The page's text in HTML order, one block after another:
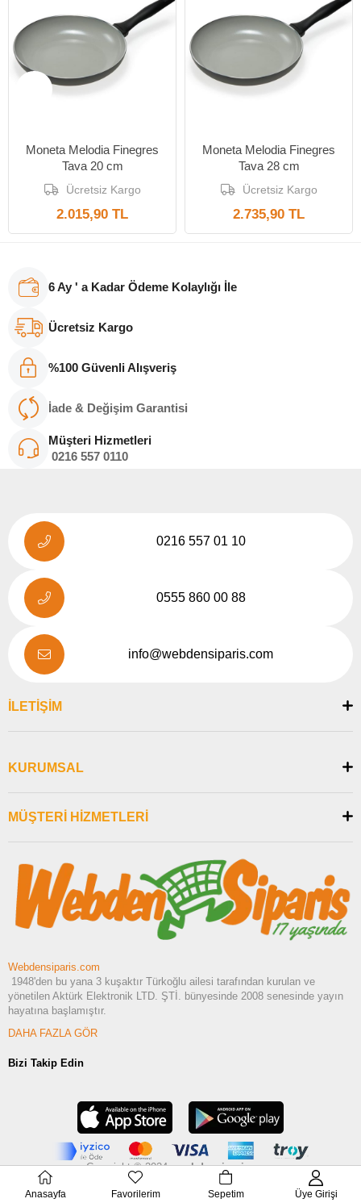
Moneta Melodia Finegres
Tava 20 cm
Ücretsiz Kargo
2.015,90 TL
Moneta Melodia Finegres
Tava 28 cm
Ücretsiz Kargo
2.735,90 TL
6 Ay ' a Kadar Ödeme Kolaylığı İle
Ücretsiz Kargo
%100 Güvenli Alışveriş
İade & Değişim Garantisi
Müşteri Hizmetleri
0216 557 0110
0216 557 01 10
0555 860 00 88
info@webdensiparis.com
İLETİŞİM
KURUMSAL
MÜŞTERİ HİZMETLERİ
Webdensiparis.com
1948'den bu yana 3 kuşaktır Türkoğlu ailesi tarafından kurulan ve
yönetilen Aktürk Elektronik LTD. ŞTİ. bünyesinde 2008 senesinde yayın
hayatına başlamıştır.
DAHA FAZLA GÖR
Bizi Takip Edin
Copyright © 2024 -webdensiparis.com
Anasayfa Favorilerim Sepetim Üye Girişi